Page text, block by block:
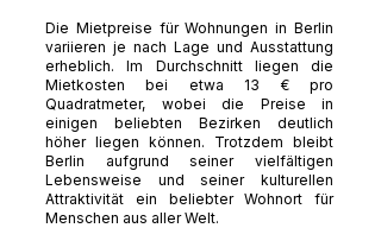
Die Mietpreise für Wohnungen in Berlin
variieren je nach Lage und Ausstattung
erheblich. Im Durchschnitt liegen die
Mietkosten bei etwa 13 € pro
Quadratmeter, wobei die Preise in
einigen beliebten Bezirken deutlich
höher liegen können. Trotzdem bleibt
Berlin aufgrund seiner vielfältigen
Lebensweise und seiner kulturellen
Attraktivität ein beliebter Wohnort für
Menschen aus aller Welt.